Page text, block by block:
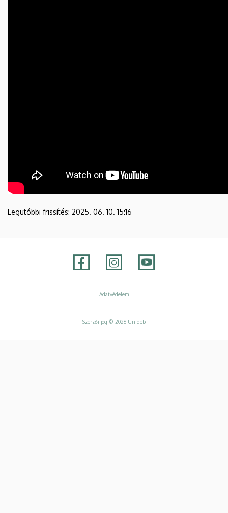
Legutóbbi frissítés: 2025. 06. 10. 15:16
Adatvédelem
Szerzői jog © 2026 Unideb